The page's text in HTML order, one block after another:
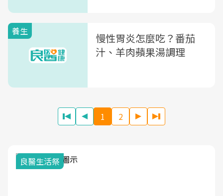
養生
慢性胃炎怎麼吃？番茄
汁、羊肉蘋果湯調理
1 2